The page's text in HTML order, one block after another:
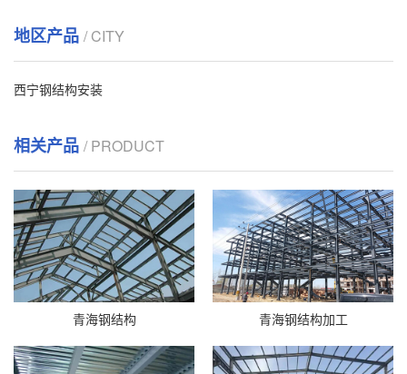
地区产品 / CITY
西宁钢结构安装
相关产品 / PRODUCT
青海钢结构 青海钢结构加工